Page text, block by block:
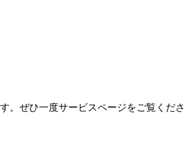
。ぜひ一度サービスページをご覧くださ